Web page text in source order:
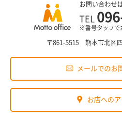
お問い合わせ
TEL
※番号タップで
〒861-5515 熊本市北区
メールでのお
お店へのア